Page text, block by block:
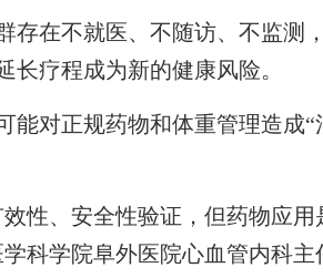
在不就医、不随访、不监测
疗程成为新的健康风险。
对正规药物和体重管理造成“
、安全性验证，但药物应用
科学院阜外医院心血管内科